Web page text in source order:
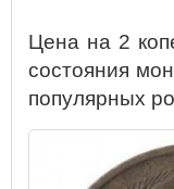
Цена на 2
состояния
популярных